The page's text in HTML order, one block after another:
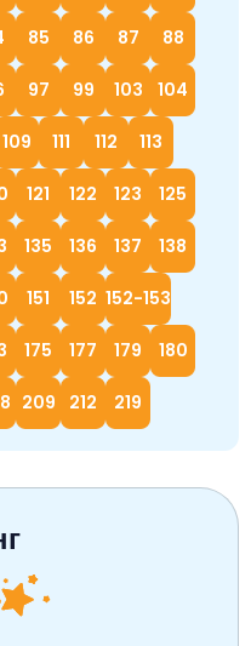
85 86 87 88
97 99 103 104
109 111 112 113
121 122 123 125
135 136 137 138
151 152 152-153
175 177 179 180
209 212 219